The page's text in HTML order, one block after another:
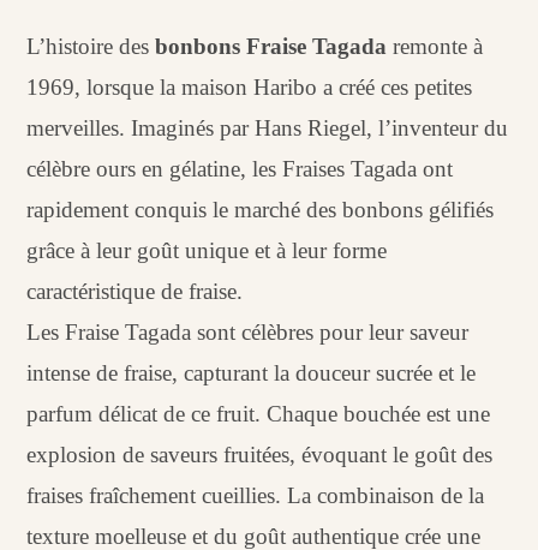
L’histoire desbonbons Fraise Tagada remonte à
1969, lorsque la maison Haribo a créé ces petites
merveilles. Imaginés par Hans Riegel, l’inventeur du
célèbre ours en gélatine, les Fraises Tagada ont
rapidement conquis le marché des bonbons gélifiés
grâce à leur goût unique et à leur forme
caractéristique de fraise.
Les Fraise Tagada sont célèbres pour leur saveur
intense de fraise, capturant la douceur sucrée et le
parfum délicat de ce fruit. Chaque bouchée est une
explosion de saveurs fruitées, évoquant le goût des
fraises fraîchement cueillies. La combinaison de la
texture moelleuse et du goût authentique crée une